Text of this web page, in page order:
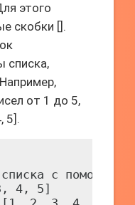
этого
скобки [].
списка,
от 1 до 5,
5].
с помощью
4, 5]